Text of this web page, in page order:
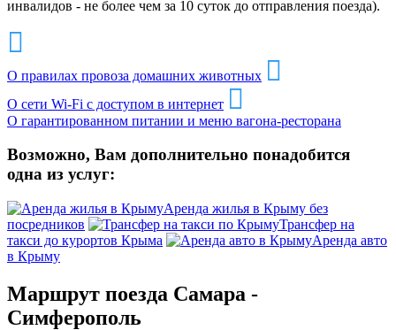
инвалидов - не более чем за 10 суток до отправления поезда).
О правилах провоза домашних животных
О сети Wi-Fi с доступом в интернет
О гарантированном питании и меню вагона-ресторана
Возможно, Вам дополнительно понадобится
одна из услуг:
Аренда жилья в Крыму без
посредников
Трансфер на
такси до курортов Крыма
Аренда авто
в Крыму
Маршрут поезда Самара -
Симферополь